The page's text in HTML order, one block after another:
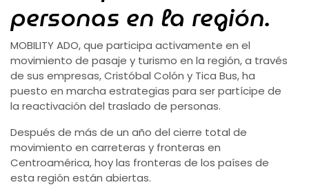
personas en la región.
MOBILITY ADO, que participa activamente en el
movimiento de pasaje y turismo en la región, a través
de sus empresas, Cristóbal Colón y Tica Bus, ha
puesto en marcha estrategias para ser partícipe de
la reactivación del traslado de personas.
Después de más de un año del cierre total de
movimiento en carreteras y fronteras en
Centroamérica, hoy las fronteras de los países de
esta región están abiertas.